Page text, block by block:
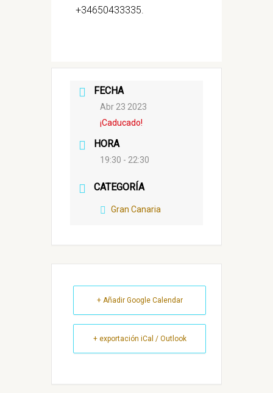
+34650433335.
FECHA
Abr 23 2023
¡Caducado!
HORA
19:30 - 22:30
CATEGORÍA
Gran Canaria
+ Añadir Google Calendar
+ exportación iCal / Outlook